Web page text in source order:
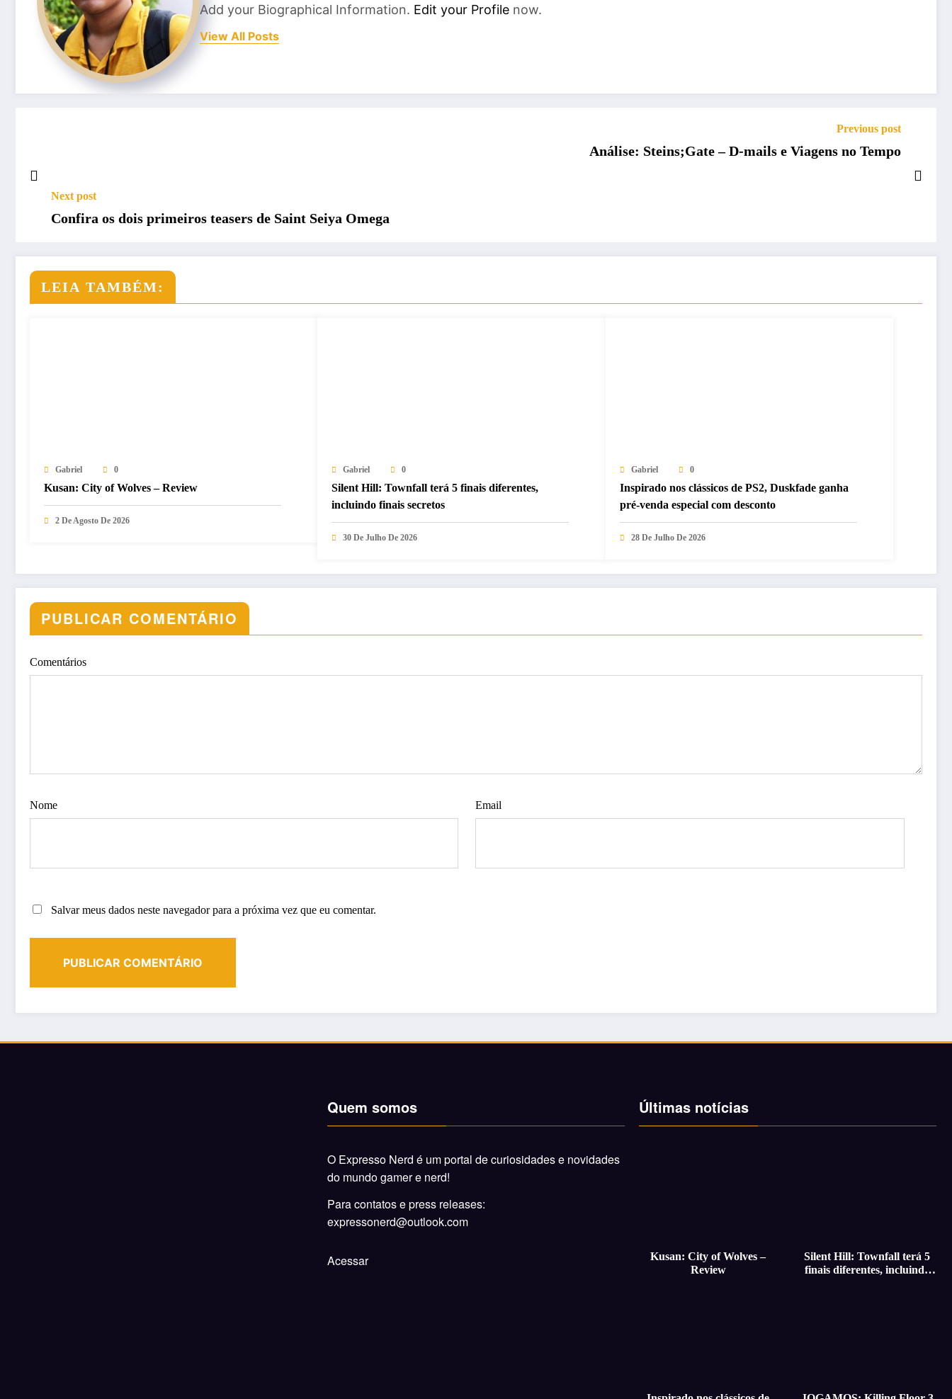
Add your Biographical Information. Edit your Profile now.
View All Posts
Previous post
Análise: Steins;Gate – D-mails e Viagens no Tempo
Next post
Confira os dois primeiros teasers de Saint Seiya Omega
LEIA TAMBÉM:
Gabriel 0
Kusan: City of Wolves – Review
2 De Agosto De 2026
Gabriel 0
Silent Hill: Townfall terá 5 finais diferentes,
incluindo finais secretos
30 De Julho De 2026
Gabriel 0
Inspirado nos clássicos de PS2, Duskfade ganha
pré-venda especial com desconto
28 De Julho De 2026
PUBLICAR COMENTÁRIO
Comentários
Nome Email
Salvar meus dados neste navegador para a próxima vez que eu comentar.
Quem somos
O Expresso Nerd é um portal de curiosidades e novidades
do mundo gamer e nerd!
Para contatos e press releases:
expressonerd@outlook.com
Acessar
Últimas notícias
Kusan: City of Wolves –
Review
Silent Hill: Townfall terá 5
finais diferentes, incluindo